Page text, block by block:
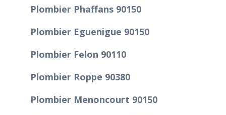
Plombier Phaffans 90150
Plombier Eguenigue 90150
Plombier Felon 90110
Plombier Roppe 90380
Plombier Menoncourt 90150